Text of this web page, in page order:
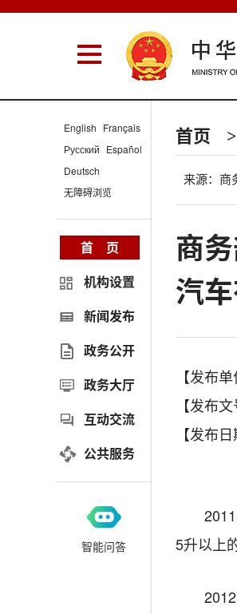
首页 >
来源：商
商
汽
【发布
【发布
【发布
2011
5升以上
2012
English Français
Русский Español
Deutsch
无障碍浏览
首 页
机构设置
新闻发布
政务公开
政务大厅
互动交流
公共服务
智能问答